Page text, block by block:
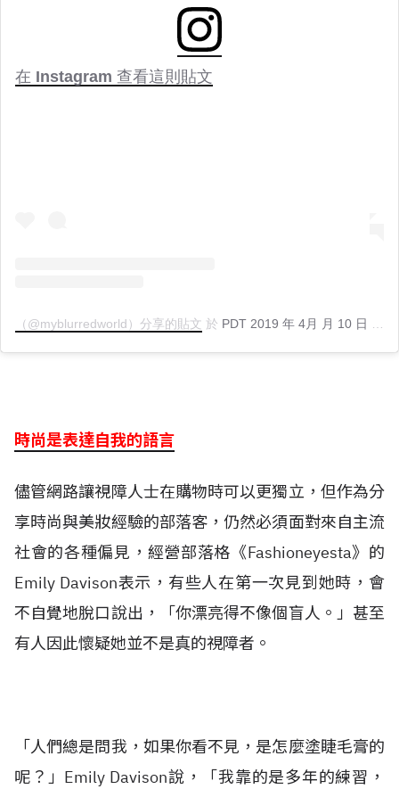
在 Instagram 查看這則貼文
（@myblurredworld）分享的貼文 於 PDT 2019 年 4月 月 10 日 上午 12:06
時尚是表達自我的語言
儘管網路讓視障人士在購物時可以更獨立，但作為分
享時尚與美妝經驗的部落客，仍然必須面對來自主流
社會的各種偏見，經營部落格《Fashioneyesta》的
Emily Davison表示，有些人在第一次見到她時，會
不自覺地脫口說出，「你漂亮得不像個盲人。」甚至
有人因此懷疑她並不是真的視障者。
「人們總是問我，如果你看不見，是怎麼塗睫毛膏的
呢？」Emily Davison說，「我靠的是多年的練習，